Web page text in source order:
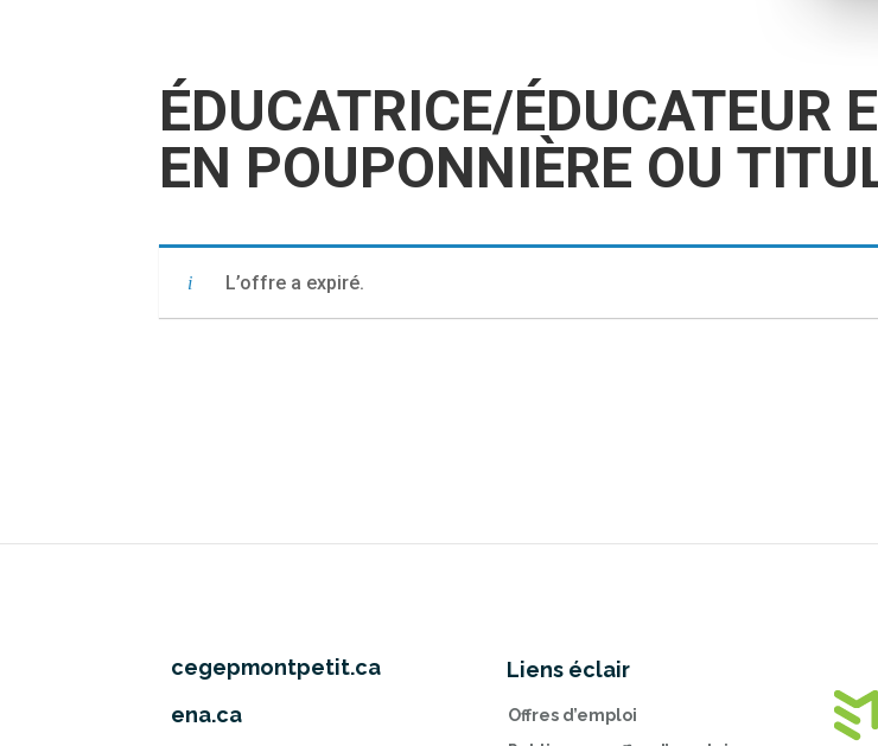
ÉDUCATRICE/ÉDUCATEUR
EN POUPONNIÈRE OU
L’offre a expiré.
cegepmontpetit.ca
ena.ca
Liens éclair
Offres d’emploi